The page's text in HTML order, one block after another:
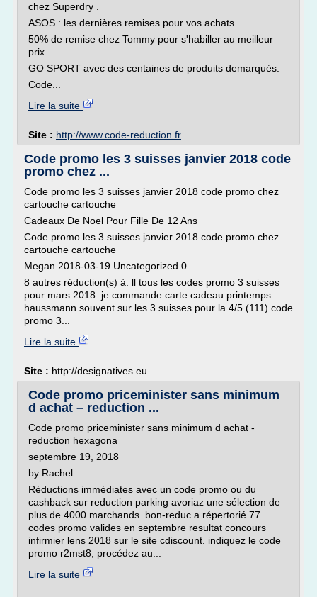
chez Superdry .
ASOS : les dernières remises pour vos achats.
50% de remise chez Tommy pour s'habiller au meilleur
prix.
GO SPORT avec des centaines de produits demarqués.
Code...
Lire la suite
Site : http://www.code-reduction.fr
Code promo les 3 suisses janvier 2018 code
promo chez ...
Code promo les 3 suisses janvier 2018 code promo chez
cartouche cartouche
Cadeaux De Noel Pour Fille De 12 Ans
Code promo les 3 suisses janvier 2018 code promo chez
cartouche cartouche
Megan 2018-03-19 Uncategorized 0
8 autres réduction(s) à. ll tous les codes promo 3 suisses
pour mars 2018. je commande carte cadeau printemps
haussmann souvent sur les 3 suisses pour la 4/5 (111) code
promo 3...
Lire la suite
Site : http://designatives.eu
Code promo priceminister sans minimum
d achat – reduction ...
Code promo priceminister sans minimum d achat -
reduction hexagona
septembre 19, 2018
by Rachel
Réductions immédiates avec un code promo ou du
cashback sur reduction parking avoriaz une sélection de
plus de 4000 marchands. bon-reduc a répertorié 77
codes promo valides en septembre resultat concours
infirmier lens 2018 sur le site cdiscount. indiquez le code
promo r2mst8; procédez au...
Lire la suite